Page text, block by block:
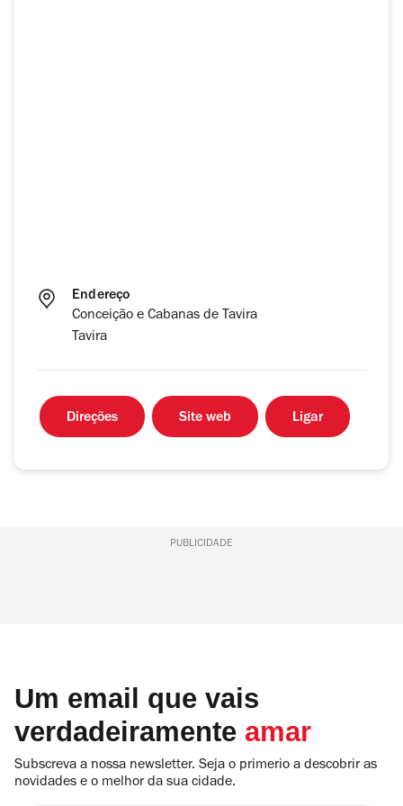
Endereço
Conceição e Cabanas de Tavira
Tavira
Direções Site web Ligar
PUBLICIDADE
Um email que vais
verdadeiramente amar
Subscreva a nossa newsletter. Seja o primerio a descobrir as
novidades e o melhor da sua cidade.